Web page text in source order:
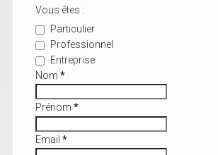
Vous êtes :
Particulier
Professionnel
Entreprise
Nom *
Prénom *
Email *